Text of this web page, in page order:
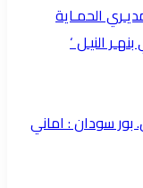
الحمـاية
النيـل ‘
بور سودان : اماني